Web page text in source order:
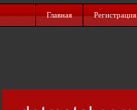
Главная Регистрация